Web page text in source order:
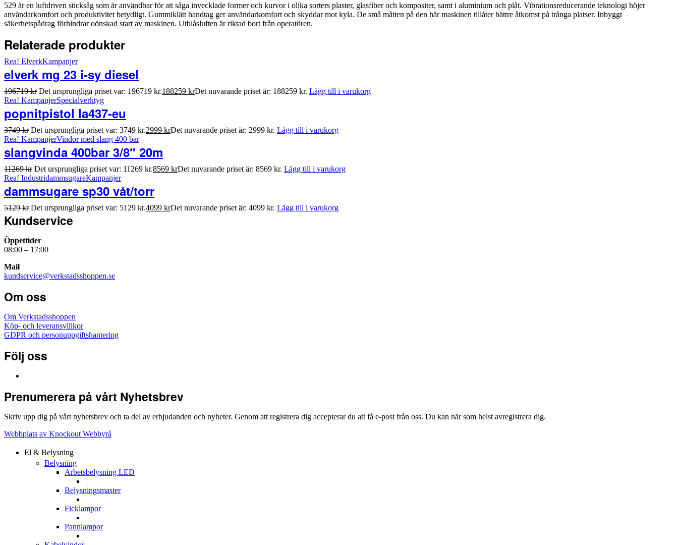
529 är en luftdriven sticksåg som är användbar för att såga invecklade former och kurvor i olika sorters plaster, glasfiber och kompositer, samt i aluminium och plåt. Vibrationsreducerande teknologi höjer
användarkomfort och produktivitet betydligt. Gummiklätt handtag ger användarkomfort och skyddar mot kyla. De små måtten på den här maskinen tillåter bättre åtkomst på trånga platser. Inbyggt
säkerhetspådrag förhindrar oönskad start av maskinen. Utblåsluften är riktad bort från operatören.
Relaterade produkter
Rea! ElverkKampanjer
elverk mg 23 i-sy diesel
196719kr Det ursprungliga priset var: 196719 kr.188259 krDet nuvarande priset är: 188259 kr. Lägg till i varukorg
Rea! KampanjerSpecialverktyg
popnitpistol la437-eu
3749kr Det ursprungliga priset var: 3749 kr.2999 krDet nuvarande priset är: 2999 kr. Lägg till i varukorg
Rea! KampanjerVindor med slang 400 bar
slangvinda 400bar 3/8″ 20m
11269kr Det ursprungliga priset var: 11269 kr.8569 krDet nuvarande priset är: 8569 kr. Lägg till i varukorg
Rea! IndustridammsugareKampanjer
dammsugare sp30 våt/torr
5129kr Det ursprungliga priset var: 5129 kr.4099 krDet nuvarande priset är: 4099 kr. Lägg till i varukorg
Kundservice
Öppettider
08:00 – 17:00
Mail
kundservice@verkstadsshoppen.se
Om oss
Om Verkstadsshoppen
Köp- och leveransvillkor
GDPR och personuppgiftshantering
Följ oss
Prenumerera på vårt Nyhetsbrev
Skriv upp dig på vårt nyhetsbrev och ta del av erbjudanden och nyheter. Genom att registrera dig accepterar du att få e-post från oss. Du kan när som helst avregistrera dig.
Webbplats av Knockout Webbyrå
El & Belysning
Belysning
Arbetsbelysning LED
Belysningsmaster
Ficklampor
Pannlampor